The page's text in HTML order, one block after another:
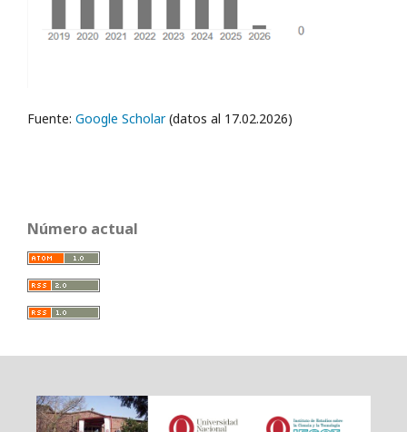
Fuente: Google Scholar(datos al 17.02.2026)
Número actual